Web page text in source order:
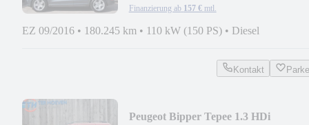
Finanzierung ab 157 € mtl.
EZ 09/2016 • 180.245 km • 110 kW (150 PS) • Diesel
Kontakt
Peugeot Bipper Tepee 1.3 HDi